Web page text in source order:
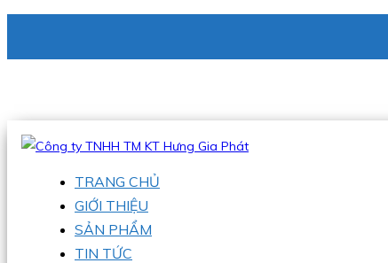
Hotline:0938 336 079
TRANG CHỦ
GIỚI THIỆU
SẢN PHẨM
TIN TỨC